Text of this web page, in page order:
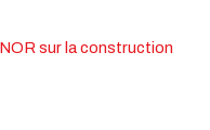
sur la construction